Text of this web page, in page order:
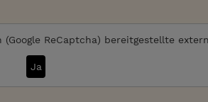
ReCaptcha) bereitgestellte
Ja